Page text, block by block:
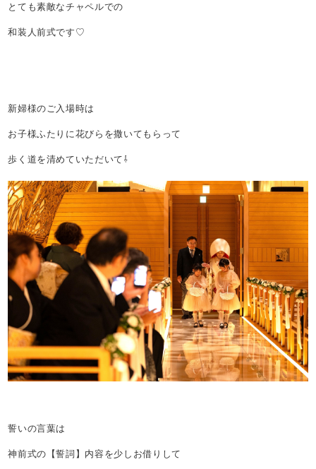
とても素敵なチャペルでの
和装人前式です♡
新婦様のご入場時は
お子様ふたりに花びらを撒いてもらって
歩く道を清めていただいて⇩
誓いの言葉は
神前式の【誓詞】内容を少しお借りして